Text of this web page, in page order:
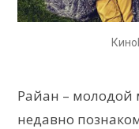
Райан – молодой
недавно